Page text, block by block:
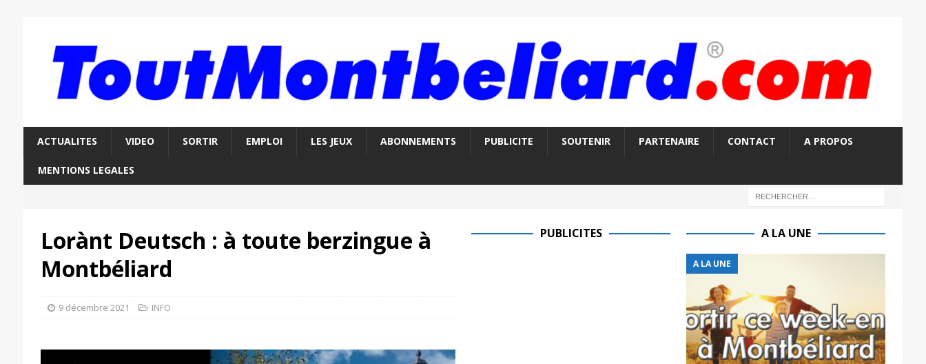
ACTUALITES VIDEO SORTIR EMPLOI LES JEUX ABONNEMENTS PUBLICITE SOUTENIR PARTENAIRE CONTACT A PROPOS
MENTIONS LEGALES
Lorànt Deutsch : à toute berzingue à
Montbéliard
9 décembre 2021 INFO
PUBLICITES A LA UNE
A LA UNE